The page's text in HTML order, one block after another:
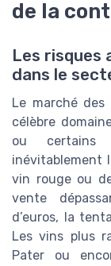
de la
Les risques
dans le
Le marché
célèbre
ou certains
inévitablement
vin rouge ou
vente
d’euros, la
Les vins plus
Pater ou